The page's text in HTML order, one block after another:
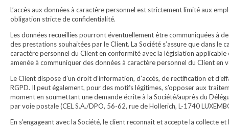
L’accès aux données à caractère personnel est strictement limité aux
obligation stricte de confidentialité.
Les données recueillies pourront éventuellement être communiquées à
des prestations souhaitées par le Client. La Société s’assure que dans
caractère personnel du Client en conformité avec la législation
amenée à communiquer des données à caractère personnel du Client
Le Client dispose d’un droit d’information, d’accès, de rectification et
RGPD. Il peut également, pour des motifs légitimes, s’opposer aux
moment en soumettant une demande écrite à la Société/auprès du
par voie postale (CEL S.A./DPO, 56-62, rue de Hollerich, L-1740
En s’engageant avec la Société, le client reconnait et accepte la collecte